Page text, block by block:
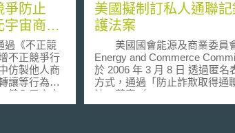
爭防止
宇宙商品
過《不正競
不正競爭行
仿製他人商
讓等行為，
健全元宇宙
對基礎，預
美國擬制訂私人通聯
護法案
美國國會能源及商業委員
Energy and Commerce
於 2006 年 3 月 8 日 透過匿名
方式，通過「防止詐欺取得通
法」草案（ Prevention of
Access to Phone Records Act